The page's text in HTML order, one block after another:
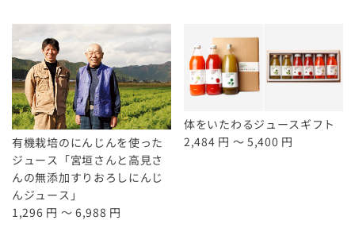
有機栽培のにんじんを使った
ジュース「宮垣さんと高見さ
んの無添加すりおろしにんじ
んジュース」
1,296 円 ～ 6,988 円
体をいたわるジュースギフト
2,484 円 ～ 5,400 円